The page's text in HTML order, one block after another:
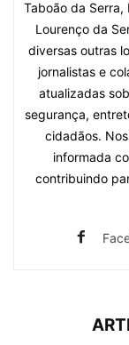
Taboão da Serra,
Lourenço da
diversas outras
jornalistas e
atualizadas
segurança,
cidadãos.
informada
contribuindo